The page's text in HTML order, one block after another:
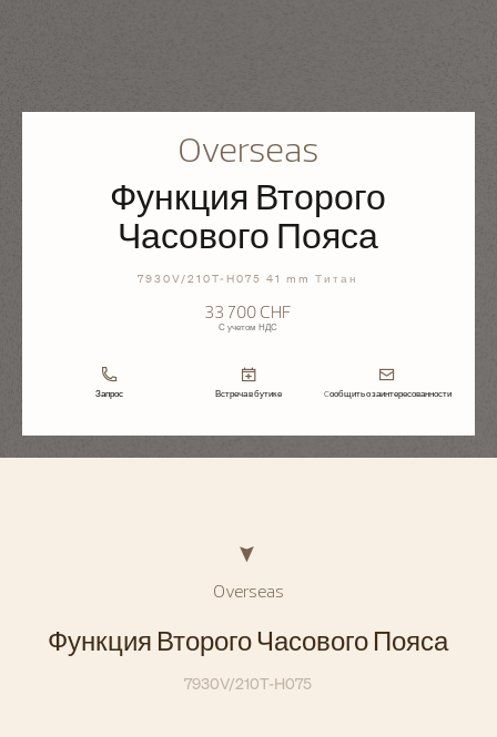
Overseas
Функция Второго
Часового Пояса
7930V/210T-H075 41 mm Титан
33 700 CHF
С учетом НДС
Запрос Встреча в бутике Cообщить о заинтересованности
Overseas
Функция Второго Часового Пояса
7930V/210T-H075